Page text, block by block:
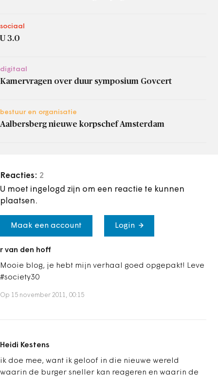
sociaal
U 3.0
digitaal
Kamervragen over duur symposium Govcert
bestuur en organisatie
Aalbersberg nieuwe korpschef Amsterdam
Reacties: 2
U moet ingelogd zijn om een reactie te kunnen
plaatsen.
Maak een account Login
r van den hoff
Mooie blog, je hebt mijn verhaal goed opgepakt! Leve
#society30
Op 15 november 2011, 00:15
Heidi Kestens
ik doe mee, want ik geloof in die nieuwe wereld
waarin de burger sneller kan reageren en waarin de